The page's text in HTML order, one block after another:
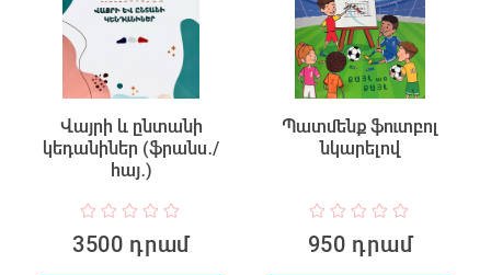
Վայրի և ընտանի
կեդանիներ (ֆրանս․/
հայ․)
3500 դրամ
Պատմենք ֆուտբոլ
նկարելով
950 դրամ